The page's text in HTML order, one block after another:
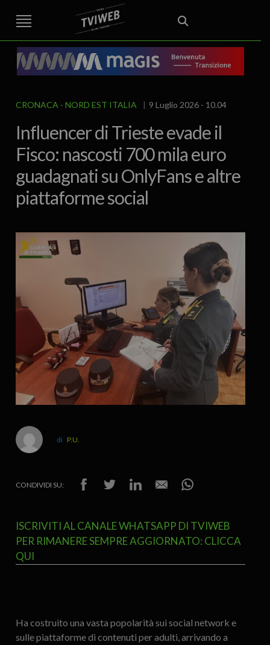
STREET TG CRONACA VENETO
VICENZA E PROVINCIA
AREA BERICA
ECONOMIA ATTUALITA’ POLITICA
EDITORIALE ITALIA E MONDO CURIOSITÀ – LIFESTYLE
CULTURA ARTE
SPORT
IL GRAFFIO FOOD & DRINK
CRONACA NORD EST ITALIA 9 Luglio 2026 - 10.04
Influencer di Trieste evade il
Fisco: nascosti 700 mila euro
guadagnati su OnlyFans e altre
piattaforme social
P.U.
CONDIVIDI SU:
ISCRIVITI AL CANALE WHATSAPP DI TVIWEB
PER RIMANERE SEMPRE AGGIORNATO: CLICCA
QUI
Ha costruito una vasta popolarità sui social network e
sulle piattaforme di contenuti per adulti, arrivando a